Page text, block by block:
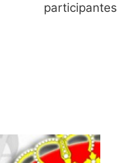
participantes